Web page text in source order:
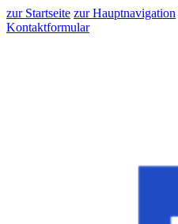
zur Startseite zur Hauptnavigation
Kontaktformular